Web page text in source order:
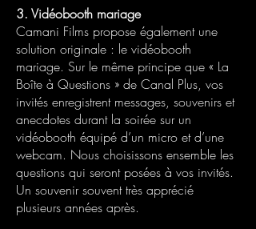
3. Vidéobooth mariage
Camani Films propose également une
solution originale : le vidéobooth
mariage. Sur le même principe que « La
Boîte à Questions » de Canal Plus, vos
invités enregistrent messages, souvenirs et
anecdotes durant la soirée sur un
vidéobooth équipé d’un micro et d’une
webcam. Nous choisissons ensemble les
questions qui seront posées à vos invités.
Un souvenir souvent très apprécié
plusieurs années après.